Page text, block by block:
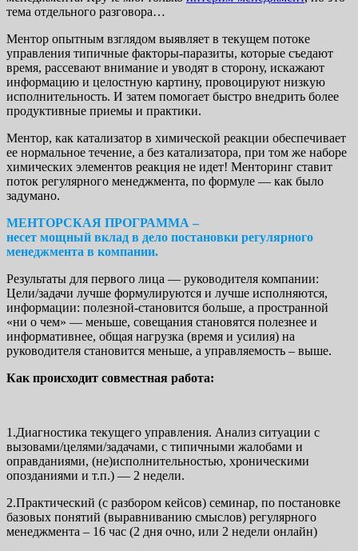
тема отдельного разговора…
Ментор опытным взглядом выявляет в текущем потоке
управления типичные факторы-паразиты, которые съедают
время, рассевают внимание и уводят в сторону, искажают
информацию и целостную картину, провоцируют низкую
исполнительность. И затем помогает быстро внедрить более
продуктивные приемы и практики.
Ментор, как катализатор в химической реакции обеспечивает
ее нормальное течение, а без катализатора, при том же наборе
химических элементов реакция не идет! Менторинг ставит
поток регулярного менеджмента, по формуле — как было
задумано.
МЕНТОРСКАЯ ПРОГРАММА –
несет мощный вклад в дело постановки регулярного
менеджмента в компании.
Результаты для первого лица — руководителя компании:
Цели/задачи лучше формулируются и лучше исполняются,
информации: полезной-становится больше, а пространной
«ни о чем» — меньше, совещания становятся полезнее и
информативнее, общая нагрузка (время и усилия) на
руководителя становится меньше, а управляемость – выше.
Как происходит совместная работа:
1.Диагностика текущего управления. Анализ ситуации с
вызовами/целями/задачами, с типичными жалобами и
оправданиями, (не)исполнительностью, хроническими
опозданиями и т.п.) — 2 недели.
2.Практический (с разбором кейсов) семинар, по постановке
базовых понятий (выравниванию смыслов) регулярного
менеджмента – 16 час (2 дня очно, или 2 недели онлайн)